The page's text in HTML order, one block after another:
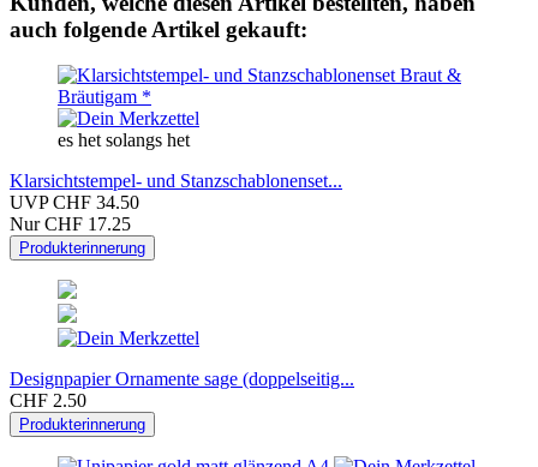
auch folgende Artikel gekauft:
es het solangs het
Klarsichtstempel- und Stanzschablonenset...
UVP CHF 34.50
Nur CHF 17.25
Produkterinnerung
Designpapier Ornamente sage (doppelseitig...
CHF 2.50
Produkterinnerung